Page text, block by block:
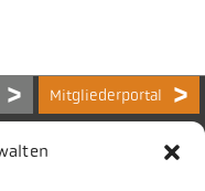
Mitgliederportal